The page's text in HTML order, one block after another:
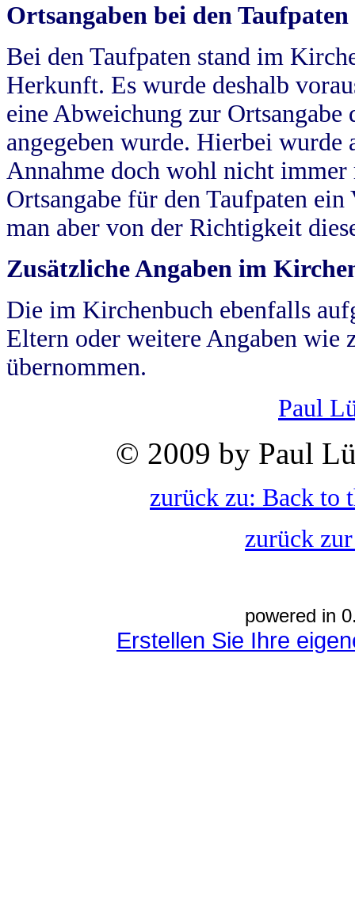
Ortsangaben bei den Taufpaten
Bei den Taufpaten stand im
Herkunft. Es wurde deshalb
eine Abweichung zur
angegeben wurde. Hierbei wurde
Annahme doch wohl nicht
Ortsangabe für den Taufpaten
man aber von der Richtigkeit
Zusätzliche Angaben im
Die im Kirchenbuch ebenfalls
Eltern oder weitere Angaben wie
übernommen.
Paul
© 2009 by Paul
zurück zu: Back to
zurück
powered in
Erstellen Sie Ihre